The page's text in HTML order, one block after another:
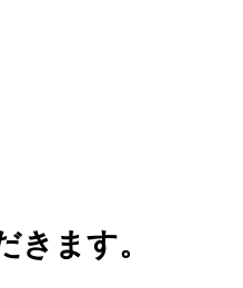
ます。